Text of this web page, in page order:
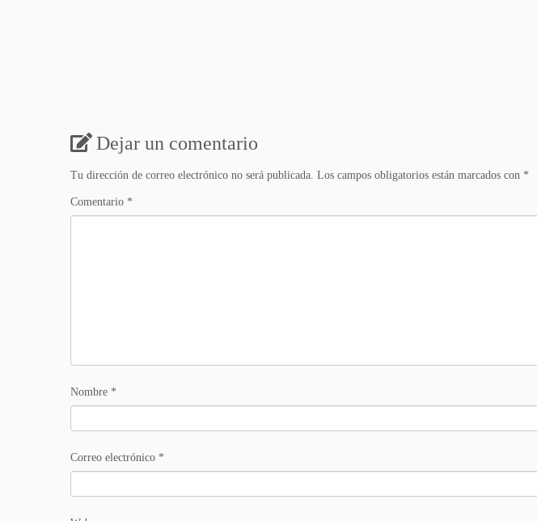
Dejar un comentario
Tu dirección de correo electrónico no será publicada. Los campos obligatorios están marcados con *
Comentario *
Nombre *
Correo electrónico *